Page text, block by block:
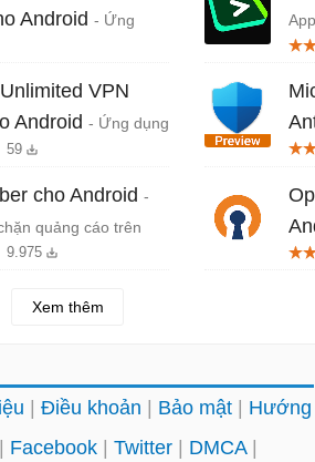
Android - Ứng
dọn dẹp dung lượng
VPN
Android - Ứng dụng
không giới hạn với
gia
59
cho Android -
quảng cáo trên
9.975
Xem thêm
Điều khoản Bảo mật
Hướng
Facebook Twitter DMCA